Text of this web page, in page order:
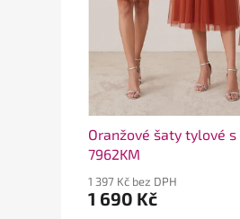
Oranžové šaty tylové s
7962KM
1 397 Kč bez DPH
1 690 Kč